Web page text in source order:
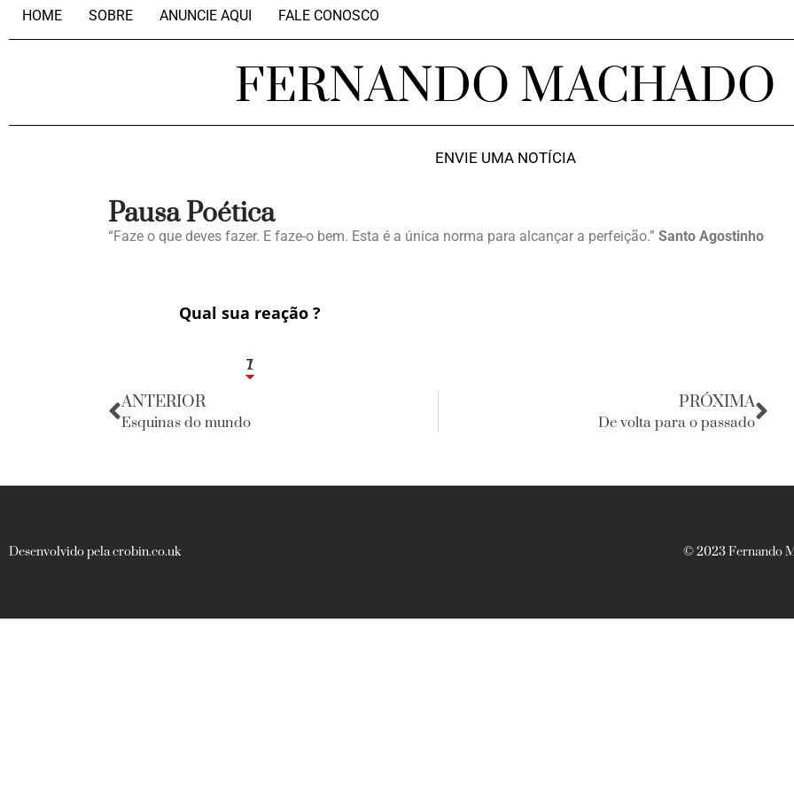
HOME SOBRE ANUNCIE AQUI FALE CONOSCO
FERNANDO MACHADO
ENVIE UMA NOTÍCIA
Pausa Poética
“Faze o que deves fazer. E faze-o bem. Esta é a única norma para alcançar a perfeição.” Santo Agostinho
Qual sua reação ?
1
7
ANTERIOR
Esquinas do mundo
PRÓXIMA
De volta para o passado
Desenvolvido pela crobin.co.uk © 2023 Fernando